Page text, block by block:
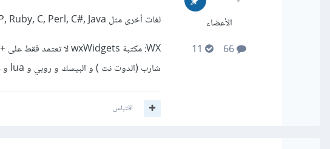
الأعضاء
لغات أخرى مثل Python, PHP, Ruby, C, Perl, C#, Java
شارب (الدوت نت ) و البيسك و روبي و lua و حتى جافا سكربت. مما يسهل عملية البرمجة بها لمن لا يعرفون لغة ++C
اقتباس